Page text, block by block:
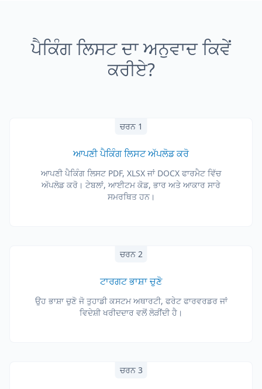
ਪੈਕਿੰਗ ਲਿਸਟ ਦਾ ਅਨੁਵਾਦ ਕਿਵੇਂ
ਕਰੀਏ?
ਚਰਨ 1
ਆਪਣੀ ਪੈਕਿੰਗ ਲਿਸਟ ਅੱਪਲੋਡ ਕਰੋ
ਆਪਣੀ ਪੈਕਿੰਗ ਲਿਸਟ PDF, XLSX ਜਾਂ DOCX ਫਾਰਮੈਟ ਵਿੱਚ
ਅੱਪਲੋਡ ਕਰੋ। ਟੇਬਲਾਂ, ਆਈਟਮ ਕੋਡ, ਭਾਰ ਅਤੇ ਆਕਾਰ ਸਾਰੇ
ਸਮਰਥਿਤ ਹਨ।
ਚਰਨ 2
ਟਾਰਗਟ ਭਾਸ਼ਾ ਚੁਣੋ
ਉਹ ਭਾਸ਼ਾ ਚੁਣੋ ਜੋ ਤੁਹਾਡੀ ਕਸਟਮ ਅਥਾਰਟੀ, ਫਰੇਟ ਫਾਰਵਰਡਰ ਜਾਂ
ਵਿਦੇਸ਼ੀ ਖਰੀਦਦਾਰ ਵਲੋਂ ਲੋੜੀਂਦੀ ਹੈ।
ਚਰਨ 3